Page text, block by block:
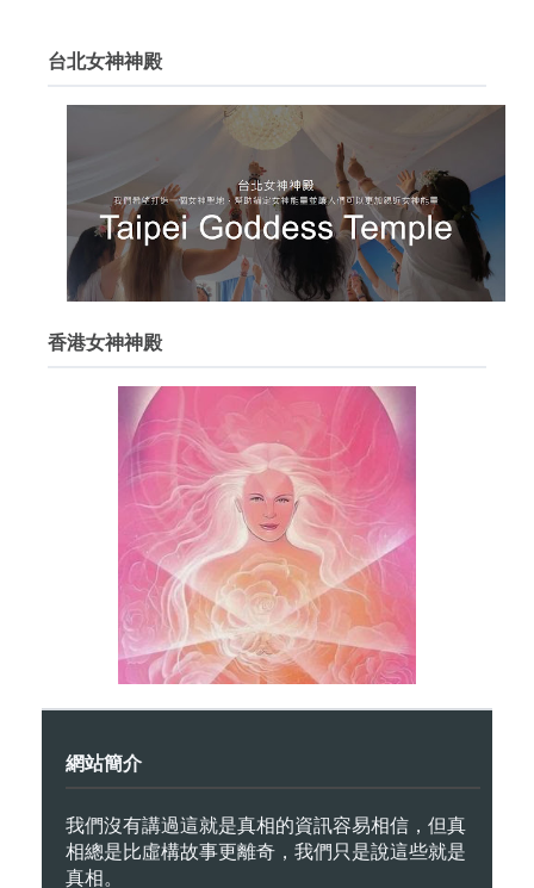
台北女神神殿
香港女神神殿
網站簡介
我們沒有講過這就是真相的資訊容易相信，但真
相總是比虛構故事更離奇，我們只是說這些就是
真相。